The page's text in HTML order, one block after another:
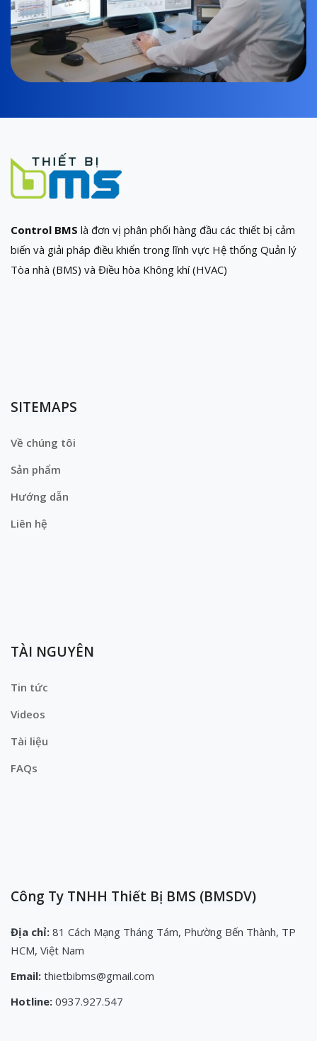
Control BMS là đơn vị phân phối hàng đầu các thiết bị cảm
biến và giải pháp điều khiển trong lĩnh vực Hệ thống Quản lý
Tòa nhà (BMS) và Điều hòa Không khí (HVAC)
SITEMAPS
Về chúng tôi
Sản phẩm
Hướng dẫn
Liên hệ
TÀI NGUYÊN
Tin tức
Videos
Tài liệu
FAQs
Công Ty TNHH Thiết Bị BMS (BMSDV)
Địa chỉ: 81 Cách Mạng Tháng Tám, Phường Bến Thành, TP
HCM, Việt Nam
Email: thietbibms@gmail.com
Hotline: 0937.927.547